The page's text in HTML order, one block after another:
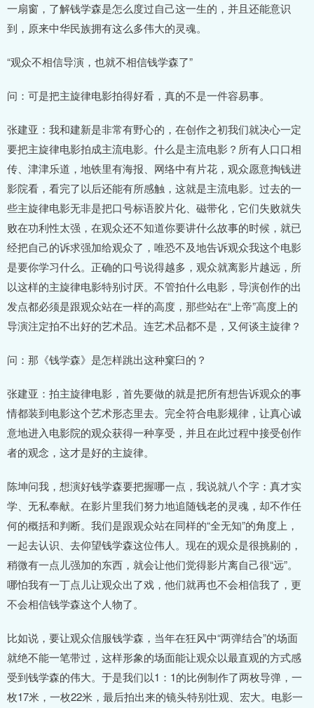
一扇窗，了解钱学森是怎么度过自己这一生的，并且还能意识
到，原来中华民族拥有这么多伟大的灵魂。
“观众不相信导演，也就不相信钱学森了”
问：可是把主旋律电影拍得好看，真的不是一件容易事。
张建亚：我和建新是非常有野心的，在创作之初我们就决心一定
要把主旋律电影拍成主流电影。什么是主流电影？所有人口口相
传、津津乐道，地铁里有海报、网络中有片花，观众愿意掏钱进
影院看，看完了以后还能有所感触，这就是主流电影。过去的一
些主旋律电影无非是把口号标语胶片化、磁带化，它们失败就失
败在功利性太强，在观众还不知道你要讲什么故事的时候，就已
经把自己的诉求强加给观众了，唯恐不及地告诉观众我这个电影
是要你学习什么。正确的口号说得越多，观众就离影片越远，所
以这样的主旋律电影特别讨厌。不管拍什么电影，导演创作的出
发点都必须是跟观众站在一样的高度，那些站在“上帝”高度上的
导演注定拍不出好的艺术品。连艺术品都不是，又何谈主旋律？
问：那《钱学森》是怎样跳出这种窠臼的？
张建亚：拍主旋律电影，首先要做的就是把所有想告诉观众的事
情都装到电影这个艺术形态里去。完全符合电影规律，让真心诚
意地进入电影院的观众获得一种享受，并且在此过程中接受创作
者的观念，这才是好的主旋律。
陈坤问我，想演好钱学森要把握哪一点，我说就八个字：真才实
学、无私奉献。在影片里我们努力地追随钱老的灵魂，却不作任
何的概括和判断。我们是跟观众站在同样的“全无知”的角度上，
一起去认识、去仰望钱学森这位伟人。现在的观众是很挑剔的，
稍微有一点儿强加的东西，就会让他们觉得影片离自己很“远”。
哪怕我有一丁点儿让观众出了戏，他们就再也不会相信我了，更
不会相信钱学森这个人物了。
比如说，要让观众信服钱学森，当年在狂风中“两弹结合”的场面
就绝不能一笔带过，这样形象的场面能让观众以最直观的方式感
受到钱学森的伟大。于是我们以1：1的比例制作了两枚导弹，一
枚17米，一枚22米，最后拍出来的镜头特别壮观、宏大。电影一